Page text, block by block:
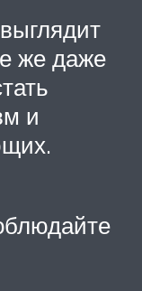
же даже
и